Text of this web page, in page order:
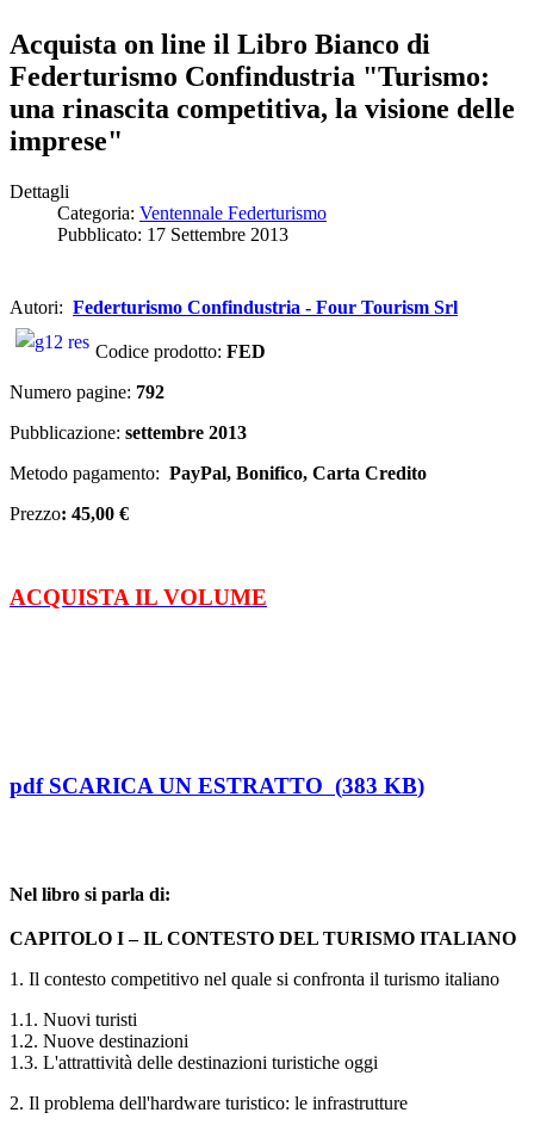
Acquista on line il Libro Bianco di
Federturismo Confindustria "Turismo:
una rinascita competitiva, la visione delle
imprese"
Dettagli
Categoria: Ventennale Federturismo
Pubblicato: 17 Settembre 2013
Autori: Federturismo Confindustria - Four Tourism Srl
Codice prodotto: FED
Numero pagine: 792
Pubblicazione: settembre 2013
Metodo pagamento: PayPal, Bonifico, Carta Credito
Prezzo: 45,00 €
ACQUISTA IL VOLUME
pdfSCARICA UN ESTRATTO (383 KB)
Nel libro si parla di:
CAPITOLO I – IL CONTESTO DEL TURISMO ITALIANO
1. Il contesto competitivo nel quale si confronta il turismo italiano
1.1. Nuovi turisti
1.2. Nuove destinazioni
1.3. L'attrattività delle destinazioni turistiche oggi
2. Il problema dell'hardware turistico: le infrastrutture